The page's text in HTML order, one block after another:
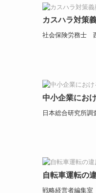
カスハラ対策
社会保険労務士
中小企業にお
日本総合研究所
自転車運転の
戦略経営者編集室